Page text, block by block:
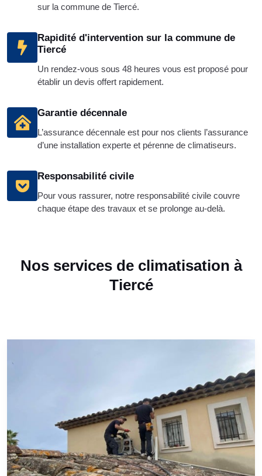
sur la commune de Tiercé.
Rapidité d'intervention sur la commune de
Tiercé
Un rendez-vous sous 48 heures vous est proposé pour
établir un devis offert rapidement.
Garantie décennale
L’assurance décennale est pour nos clients l’assurance
d’une installation experte et pérenne de climatiseurs.
Responsabilité civile
Pour vous rassurer, notre responsabilité civile couvre
chaque étape des travaux et se prolonge au-delà.
Nos services de climatisation à
Tiercé